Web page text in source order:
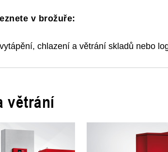
v brožuře:
chlazení a větrání skladů nebo
větrání